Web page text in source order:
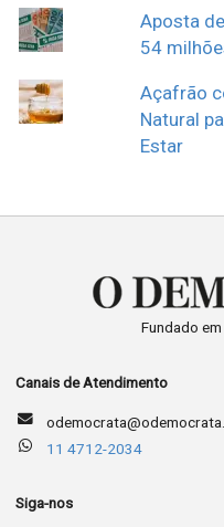
Aposta
54
Açafrão
Natural
Estar
Fundado
Canais de Atendimento
11 4712-2034
Siga-nos